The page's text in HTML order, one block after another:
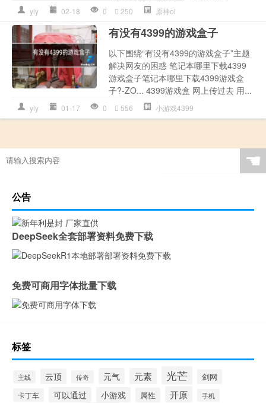
yly 02-18 0 250 原神ol
有没有4399的游戏盒子
以下围绕“有没有4399的游戏盒子”主题
解决网友的困惑 笔记本哪里下载4399
游戏盒子笔记本哪里下载4399游戏盒
子?-ZO... 4399游戏盒 网上传过去 用...
yly 01-17 0 556 小游戏4399
☚
公告
DeepSeek全套部署资料免费下载
免费可商用字体批量下载
标签
主线 云顶 传奇 元气 元素 光芒 剑网
卡丁车 可以通过 小游戏 属性 开原 手机